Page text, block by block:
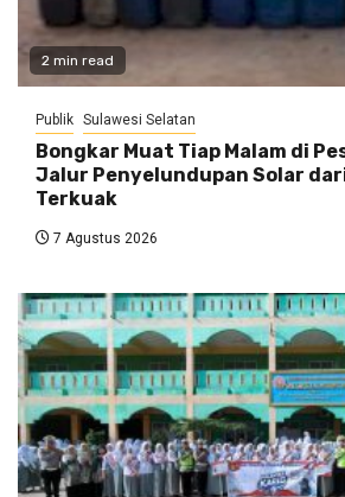
2 min read
Publik Sulawesi Selatan
Bongkar Muat Tiap Malam di
Jalur Penyelundupan Solar
Terkuak
7 Agustus 2026